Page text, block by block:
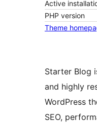
Active
PHP version
Theme
Starter Blog
and highly
WordPress
SEO,